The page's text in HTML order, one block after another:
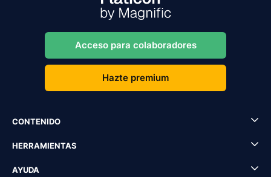
Acceso para colaboradores
Hazte premium
CONTENIDO
HERRAMIENTAS
AYUDA